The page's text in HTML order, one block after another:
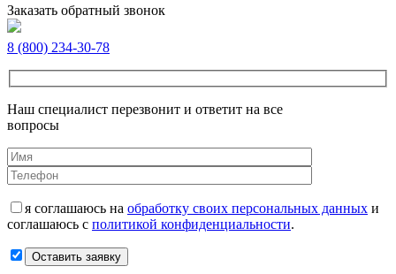
Заказать обратный звонок
8 (800) 234-30-78
Наш специалист перезвонит и ответит на все
вопросы
я соглашаюсь на обработку своих персональных данных и
соглашаюсь с политикой конфиденциальности.
Оставить заявку